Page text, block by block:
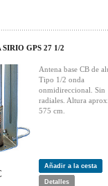
SIRIO GPS 27 1/2
Antena base CB de
Tipo 1/2 onda
onmidireccional. Sin
radiales. Altura
575 cm.
Añadir a la cesta
Detalles